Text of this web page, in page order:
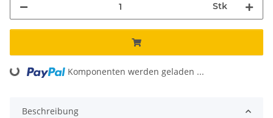
Stk
Loading... Komponenten werden geladen ...
Beschreibung